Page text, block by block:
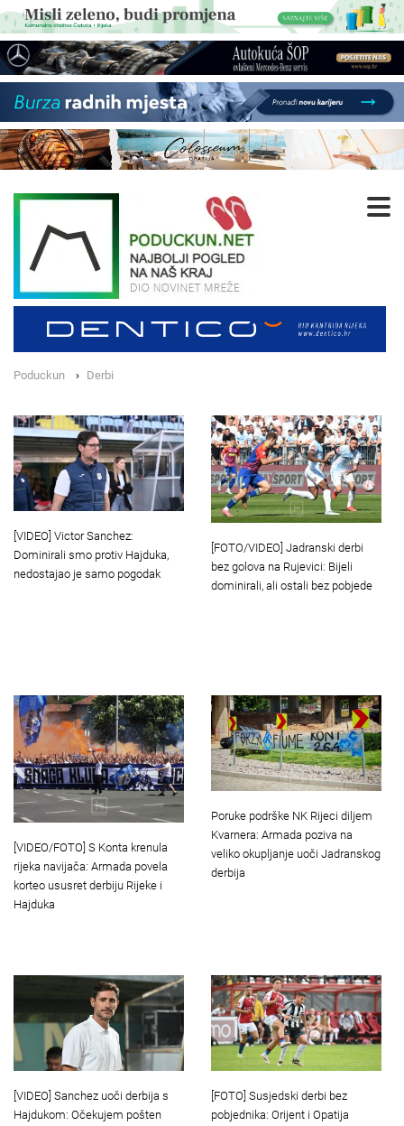
Poduckun Derbi
[VIDEO] Victor Sanchez:
Dominirali smo protiv Hajduka,
nedostajao je samo pogodak
[FOTO/VIDEO] Jadranski derbi
bez golova na Rujevici: Bijeli
dominirali, ali ostali bez pobjede
[VIDEO/FOTO] S Konta krenula
rijeka navijača: Armada povela
korteo ususret derbiju Rijeke i
Hajduka
Poruke podrške NK Rijeci diljem
Kvarnera: Armada poziva na
veliko okupljanje uoči Jadranskog
derbija
[VIDEO] Sanchez uoči derbija s
Hajdukom: Očekujem pošten
[FOTO] Susjedski derbi bez
pobjednika: Orijent i Opatija